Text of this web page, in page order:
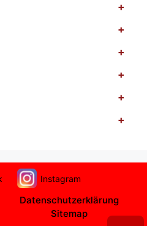
+
+
+
+
+
+
Instagram
Datenschutzerklärung
Sitemap